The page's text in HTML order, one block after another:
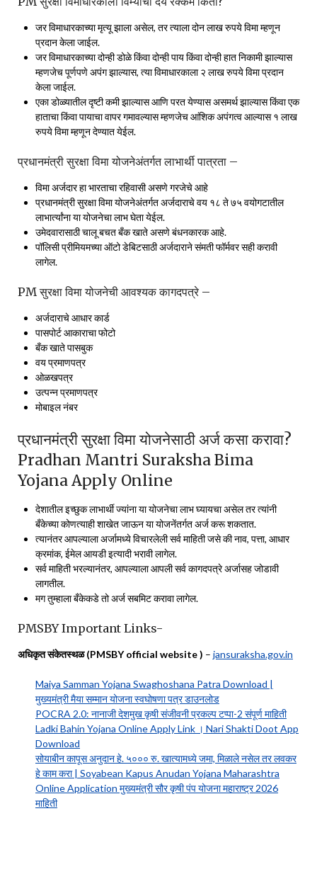
जर विमाधारकाच्या मृत्यू झाला असेल, तर त्याला दोन लाख रुपये विमा म्हणून
प्रदान केला जाईल.
जर विमाधारकाच्या दोन्ही डोळे किंवा दोन्ही पाय किंवा दोन्ही हात निकामी झाल्यास
म्हणजेच पूर्णपणे अपंग झाल्यास, त्या विमाधारकाला २ लाख रुपये विमा प्रदान
केला जाईल.
एका डोळ्यातील दृष्टी कमी झाल्यास आणि परत येण्यास असमर्थ झाल्यास किंवा एक
हाताचा किंवा पायाचा वापर गमावल्यास म्हणजेच आंशिक अपंगत्व आल्यास १ लाख
रुपये विमा म्हणून देण्यात येईल.
प्रधानमंत्री सुरक्षा विमा योजनेअंतर्गत लाभार्थी पात्रता –
विमा अर्जदार हा भारताचा रहिवासी असणे गरजेचे आहे
प्रधानमंत्री सुरक्षा विमा योजनेअंतर्गत अर्जदाराचे वय १८ ते ७५ वयोगटातील
लाभार्त्यांना या योजनेचा लाभ घेता येईल.
उमेदवारासाठी चालू बचत बँक खाते असणे बंधनकारक आहे.
पॉलिसी प्रीमियमच्या ऑटो डेबिटसाठी अर्जदाराने संमती फॉर्मवर सही करावी
लागेल.
PM सुरक्षा विमा योजनेची आवश्यक कागदपत्रे –
अर्जदाराचे आधार कार्ड
पासपोर्ट आकाराचा फोटो
बँक खाते पासबुक
वय प्रमाणपत्र
ओळखपत्र
उत्पन्न प्रमाणपत्र
मोबाइल नंबर
प्रधानमंत्री सुरक्षा विमा योजनेसाठी अर्ज कसा करावा?
Pradhan Mantri Suraksha Bima
Yojana Apply Online
देशातील इच्छुक लाभार्थी ज्यांना या योजनेचा लाभ घ्यायचा असेल तर त्यांनी
बँकेच्या कोणत्याही शाखेत जाऊन या योजनेंतर्गत अर्ज करू शकतात.
त्यानंतर आपल्याला अर्जामध्ये विचारलेली सर्व माहिती जसे की नाव, पत्ता, आधार
क्रमांक, ईमेल आयडी इत्यादी भरावी लागेल.
सर्व माहिती भरल्यानंतर, आपल्याला आपली सर्व कागदपत्रे अर्जासह जोडावी
लागतील.
मग तुम्हाला बँकेकडे तो अर्ज सबमिट करावा लागेल.
PMSBY Important Links-
अधिकृत संकेतस्थळ (PMSBY official website ) – jansuraksha.gov.in
Maiya Samman Yojana Swaghoshana Patra Download |
मुख्यमंत्री मैया सम्मान योजना स्वघोषणा पत्र डाउनलोड
POCRA 2.0: नानाजी देशमुख कृषी संजीवनी प्रकल्प टप्पा-2 संपूर्ण माहिती
Ladki Bahin Yojana Online Apply Link । Nari Shakti Doot App
Download
सोयाबीन कापूस अनुदान हे. ५००० रु. खात्यामध्ये जमा, मिळाले नसेल तर लवकर
हे काम करा | Soyabean Kapus Anudan Yojana Maharashtra
Online Application मुख्यमंत्री सौर कृषी पंप योजना महाराष्ट्र 2026
माहिती